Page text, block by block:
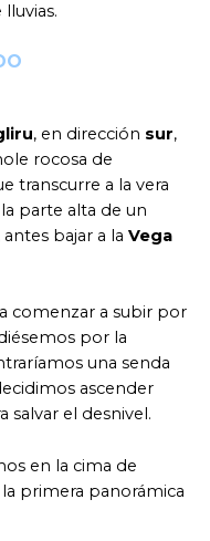
, en dirección sur,
rocosa de
transcurre a la vera
parte alta de un
antes bajar a la Vega
comenzar a subir por
por la
una senda
ascender
salvar el desnivel.
en la cima de
primera panorámica